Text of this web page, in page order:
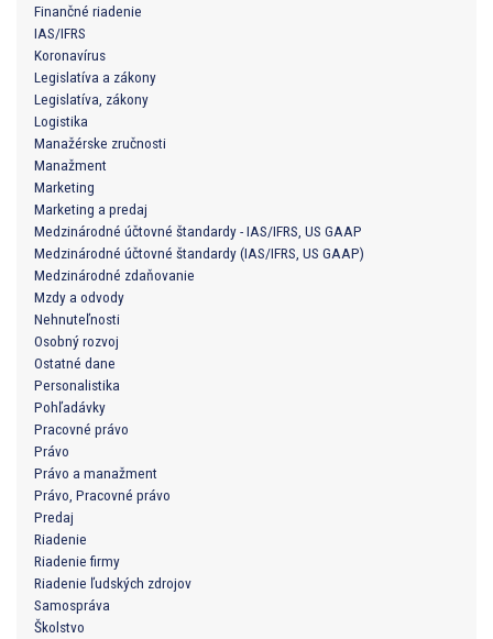
Finančné riadenie
IAS/IFRS
Koronavírus
Legislatíva a zákony
Legislatíva, zákony
Logistika
Manažérske zručnosti
Manažment
Marketing
Marketing a predaj
Medzinárodné účtovné štandardy - IAS/IFRS, US GAAP
Medzinárodné účtovné štandardy (IAS/IFRS, US GAAP)
Medzinárodné zdaňovanie
Mzdy a odvody
Nehnuteľnosti
Osobný rozvoj
Ostatné dane
Personalistika
Pohľadávky
Pracovné právo
Právo
Právo a manažment
Právo, Pracovné právo
Predaj
Riadenie
Riadenie firmy
Riadenie ľudských zdrojov
Samospráva
Školstvo